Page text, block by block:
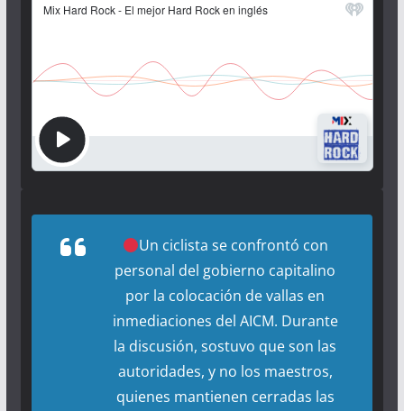
Un ciclista se confrontó con
personal del gobierno capitalino
por la colocación de vallas en
inmediaciones del AICM. Durante
la discusión, sostuvo que son las
autoridades, y no los maestros,
quienes mantienen cerradas las